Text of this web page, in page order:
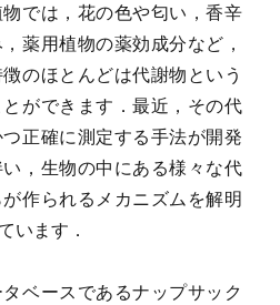
では，花の色や匂い，香辛
薬用植物の薬効成分など，
のほとんどは代謝物という
ができます．最近，その代
正確に測定する手法が開発
，生物の中にある様々な代
作られるメカニズムを解明
います．
ベースであるナップサック